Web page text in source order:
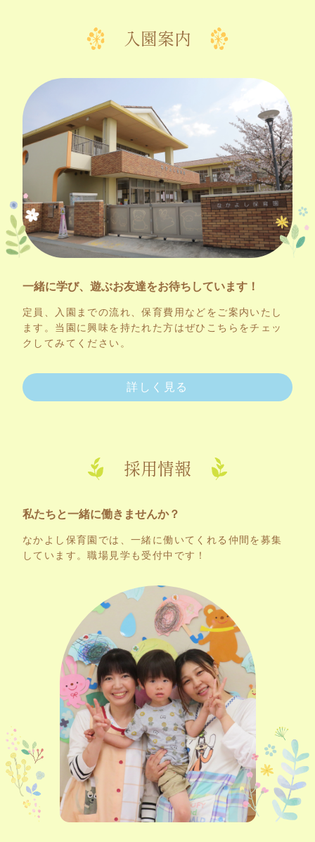
入園案内
一緒に学び、遊ぶお友達をお待ちしています！
定員、入園までの流れ、保育費用などをご案内いたし
ます。当園に興味を持たれた方はぜひこちらをチェッ
クしてみてください。
詳しく見る
採用情報
私たちと一緒に働きませんか？
なかよし保育園では、一緒に働いてくれる仲間を募集
しています。職場見学も受付中です！